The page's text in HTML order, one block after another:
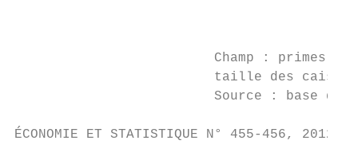
Champ : primes
taille des
Source : base de
ÉCONOMIE ET STATISTIQUE